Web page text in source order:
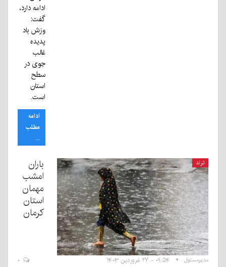
ادامه دارد،
گفت:
وزش باد
پدیده
غالب
جوی در
سطح
استان
است.
ادامه
مطلب
...
ترند
باران
امشب
مهمان
استان
کرمان
مدیرمسئول ۰۹:۵۴ - ۲۷ فروردین ۱۴۰۳